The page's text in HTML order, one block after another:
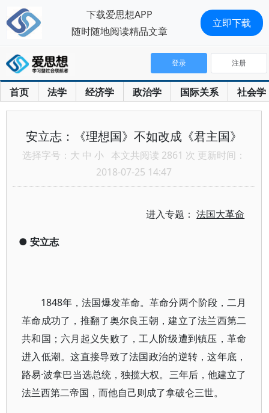
首页 法学 经济学 政治学 国际关系 社会学
登录 注册
安立志：《理想国》不如改成《君主国》
选择字号： 大 中 小 本文共阅读 2861 次 更新时间：
2018-07-25 14:47
进入专题：法国大革命
● 安立志
1848年，法国爆发革命。革命分两个阶段，二月
革命成功了，推翻了奥尔良王朝，建立了法兰西第二
共和国；六月起义失败了，工人阶级遭到镇压，革命
进入低潮。这直接导致了法国政治的逆转，这年底，
路易·波拿巴当选总统，独揽大权。三年后，他建立了
法兰西第二帝国，而他自己则成了拿破仑三世。
下载爱思想APP
随时随地阅读精品文章
立即下载